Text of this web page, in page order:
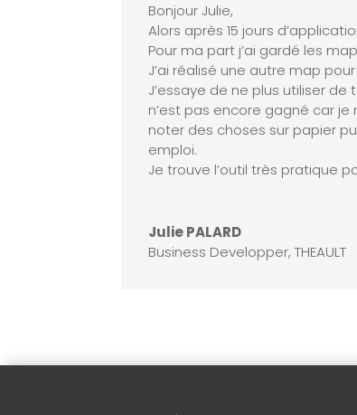
Bonjour Julie,
Alors après 15 jours
Pour ma part j’ai gardé les
J’ai réalisé une autre map
J’essaye de ne plus utiliser
n’est pas encore gagné car
noter des choses sur papier
emploi.
Je trouve l’outil très pratique
Julie PALARD
Business Developper, THEAULT